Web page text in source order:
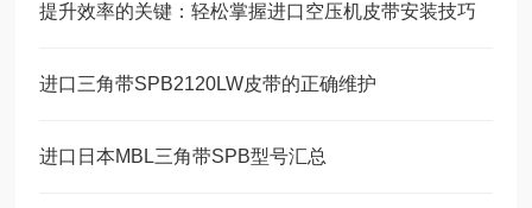
提升效率的关键：轻松掌握进口空压机皮带安装技巧
进口三角带SPB2120LW皮带的正确维护
进口日本MBL三角带SPB型号汇总